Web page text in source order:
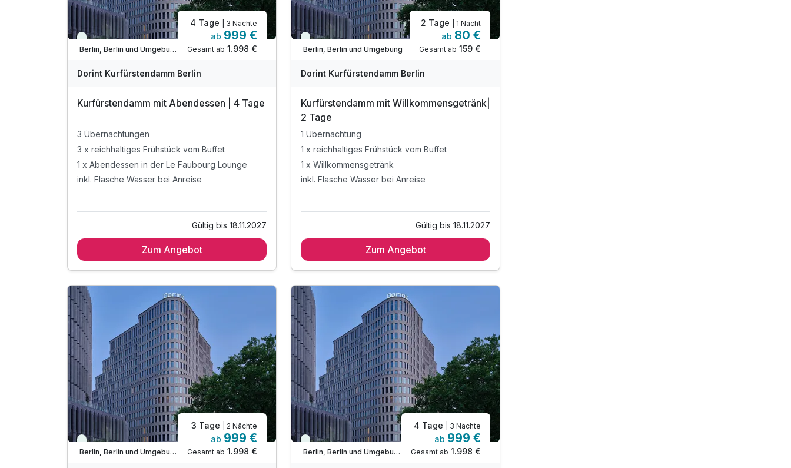
Viele Termine frei
Berlin, Berlin und Umgebung
4 Tage | 3 Nächte
ab 999 €
Gesamt ab 1.998 €
Dorint Kurfürstendamm Berlin
Kurfürstendamm mit Abendessen | 4 Tage
3 Übernachtungen
3 x reichhaltiges Frühstück vom Buffet
1 x Abendessen in der Le Faubourg Lounge
inkl. Flasche Wasser bei Anreise
Gültig bis 18.11.2027
Zum Angebot
Viele Termine frei
Berlin, Berlin und Umgebung
2 Tage | 1 Nacht
ab 80 €
Gesamt ab 159 €
Dorint Kurfürstendamm Berlin
Kurfürstendamm mit Willkommensgetränk|
2 Tage
1 Übernachtung
1 x reichhaltiges Frühstück vom Buffet
1 x Willkommensgetränk
inkl. Flasche Wasser bei Anreise
Gültig bis 18.11.2027
Zum Angebot
Viele Termine frei
Berlin, Berlin und Umgebung
3 Tage | 2 Nächte
ab 999 €
Gesamt ab 1.998 €
Viele Termine frei
Berlin, Berlin und Umgebung
4 Tage | 3 Nächte
ab 999 €
Gesamt ab 1.998 €